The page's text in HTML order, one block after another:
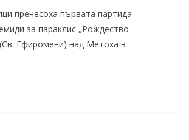
пренесоха първата партида
за параклис „Рождество
Ефиромени) над Метоха в